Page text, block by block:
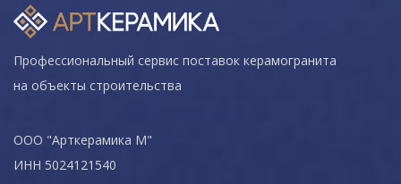
Профессиональный сервис поставок керамогранита
на объекты строительства
ООО "Арткерамика М"
ИНН 5024121540